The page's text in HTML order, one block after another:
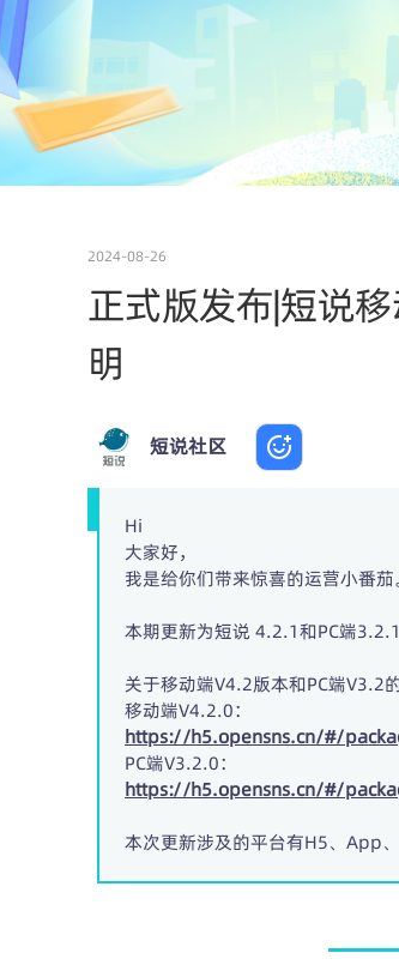
2024-08-26
正式版发布|短说
明
短说社区
Hi
大家好，
我是给你们带来惊喜的运营小番茄
本期更新为短说 4.2.1和PC端
关于移动端V4.2版本和PC端V3.2
移动端V4.2.0：
https://h5.opensns.cn/#/
PC端V3.2.0：
https://h5.opensns.cn/#/
本次更新涉及的平台有H5、App、